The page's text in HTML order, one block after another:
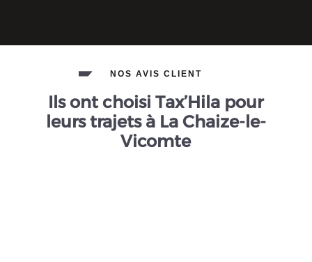
NOS AVIS CLIENT
Ils ont choisi Tax’Hila pour
leurs trajets à La Chaize-le-
Vicomte